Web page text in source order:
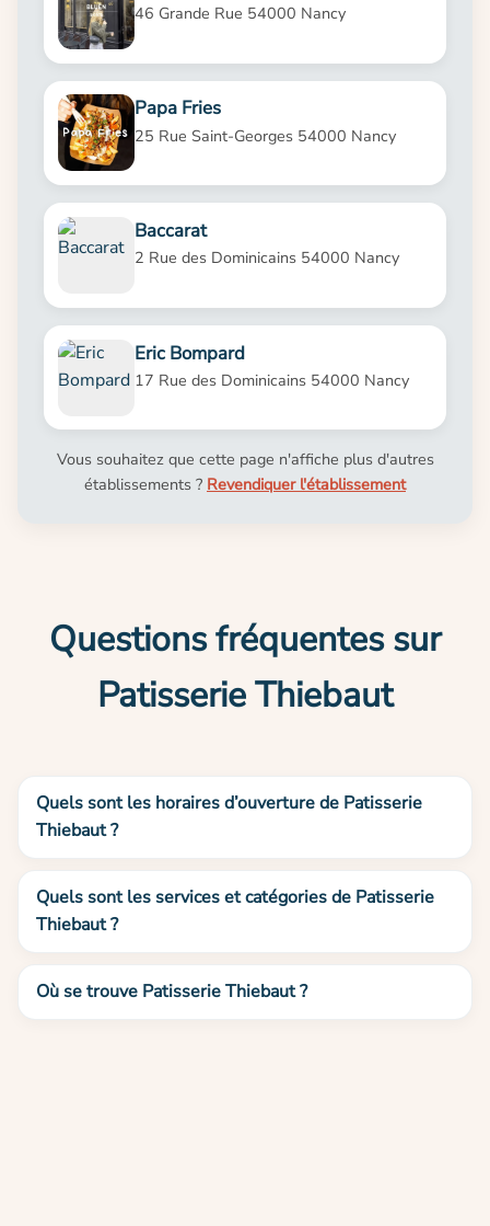
46 Grande Rue 54000 Nancy
Papa Fries
25 Rue Saint-Georges 54000 Nancy
Baccarat
2 Rue des Dominicains 54000 Nancy
Eric Bompard
17 Rue des Dominicains 54000 Nancy
Vous souhaitez que cette page n'affiche plus d'autres
établissements ? Revendiquer l'établissement
Questions fréquentes sur
Patisserie Thiebaut
Quels sont les horaires d’ouverture de Patisserie
Thiebaut ?
Quels sont les services et catégories de Patisserie
Thiebaut ?
Où se trouve Patisserie Thiebaut ?